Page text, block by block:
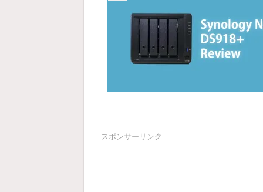
スポンサーリンク